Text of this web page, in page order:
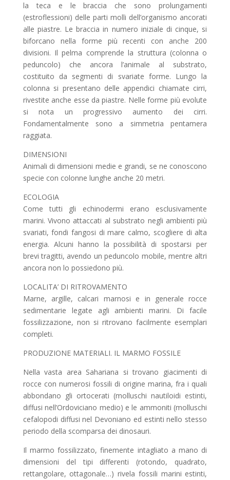
la teca e le braccia che sono prolungamenti
(estroflessioni) delle parti molli dell’organismo ancorati
alle piastre. Le braccia in numero iniziale di cinque, si
biforcano nella forme più recenti con anche 200
divisioni. Il pelma comprende la struttura (colonna o
peduncolo) che ancora l’animale al substrato,
costituito da segmenti di svariate forme. Lungo la
colonna si presentano delle appendici chiamate cirri,
rivestite anche esse da piastre. Nelle forme più evolute
si nota un progressivo aumento dei cirri.
Fondamentalmente sono a simmetria pentamera
raggiata.
DIMENSIONI
Animali di dimensioni medie e grandi, se ne conoscono
specie con colonne lunghe anche 20 metri.
ECOLOGIA
Come tutti gli echinodermi erano esclusivamente
marini. Vivono attaccati al substrato negli ambienti più
svariati, fondi fangosi di mare calmo, scogliere di alta
energia. Alcuni hanno la possibilità di spostarsi per
brevi tragitti, avendo un peduncolo mobile, mentre altri
ancora non lo possiedono più.
LOCALITA’ DI RITROVAMENTO
Marne, argille, calcari marnosi e in generale rocce
sedimentarie legate agli ambienti marini. Di facile
fossilizzazione, non si ritrovano facilmente esemplari
completi.
PRODUZIONE MATERIALI. IL MARMO FOSSILE
Nella vasta area Sahariana si trovano giacimenti di
rocce con numerosi fossili di origine marina, fra i quali
abbondano gli ortocerati (molluschi nautiloidi estinti,
diffusi nell’Ordoviciano medio) e le ammoniti (molluschi
cefalopodi diffusi nel Devoniano ed estinti nello stesso
periodo della scomparsa dei dinosauri.
Il marmo fossilizzato, finemente intagliato a mano di
dimensioni del tipi differenti (rotondo, quadrato,
rettangolare, ottagonale…) rivela fossili marini estinti,